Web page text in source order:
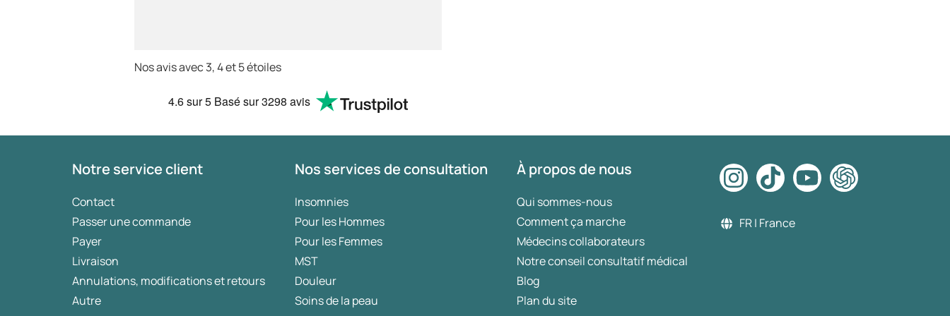
Nos avis avec 3, 4 et 5 étoiles
4.6sur 5 Basé sur3298 avis
Notre service client
Contact
Passer une commande
Payer
Livraison
Annulations, modifications et retours
Autre
Nos services de consultation
Insomnies
Pour les Hommes
Pour les Femmes
MST
Douleur
Soins de la peau
À propos de nous
Qui sommes-nous
Comment ça marche
Médecins collaborateurs
Notre conseil consultatif médical
Blog
Plan du site
FR | France